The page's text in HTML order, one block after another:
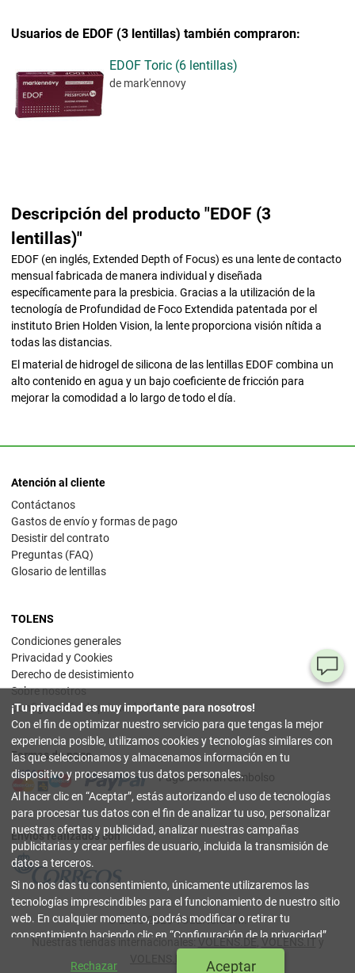
Usuarios de EDOF (3 lentillas) también compraron:
EDOF Toric (6 lentillas)
de mark'ennovy
Descripción del producto "EDOF (3
lentillas)"
EDOF (en inglés, Extended Depth of Focus) es una lente de contacto
mensual fabricada de manera individual y diseñada
específicamente para la presbicia. Gracias a la utilización de la
tecnología de Profundidad de Foco Extendida patentada por el
instituto Brien Holden Vision, la lente proporciona visión nítida a
todas las distancias.
El material de hidrogel de silicona de las lentillas EDOF combina un
alto contenido en agua y un bajo coeficiente de fricción para
mejorar la comodidad a lo largo de todo el día.
Atención al cliente
Contáctanos
Gastos de envío y formas de pago
Desistir del contrato
Preguntas (FAQ)
Glosario de lentillas
TOLENS
Condiciones generales
Privacidad y Cookies
Derecho de desistimiento
Sobre nosotros
Configuración de privacidad
Formas de pago
Pago contrarreembolso
Envíos realizados con
© 2003-2026 TOLENS.COM.
Índice
¡Tu privacidad es muy importante para nosotros!
Con el fin de optimizar nuestro servicio para que tengas la mejor
experiencia posible, utilizamos cookies y tecnologías similares con
las que seleccionamos y almacenamos información en tu
dispositivo y procesamos tus datos personales.
Al hacer clic en Aceptar , estás autorizando el uso de tecnologías
para procesar tus datos con el fin de analizar tu uso, personalizar
nuestras ofertas y publicidad, analizar nuestras campañas
publicitarias y crear perfiles de usuario, incluida la transmisión de
datos a terceros.
Si no nos das tu consentimiento, únicamente utilizaremos las
tecnologías imprescindibles para el funcionamiento de nuestro sitio
web. En cualquier momento, podrás modificar o retirar tu
consentimiento haciendo clic en Configuración de la privacidad
Puedes encontrar más información en nuestraPolítica de
Privacidad y Cookies.
Rechazar Aceptar